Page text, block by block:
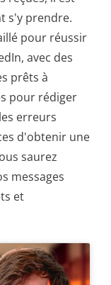
s'y prendre.
pour réussir
avec des
prêts à
pour rédiger
erreurs
d'obtenir une
saurez
messages
et